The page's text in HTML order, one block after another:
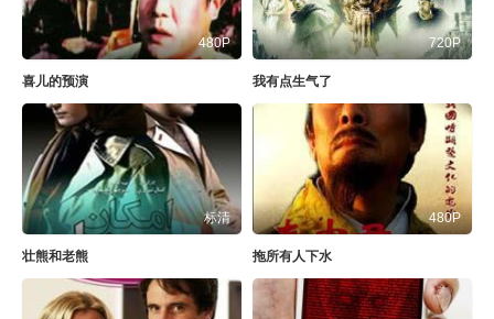
480P
喜儿的预演
720P
我有点生气了
标清
壮熊和老熊
480P
拖所有人下水